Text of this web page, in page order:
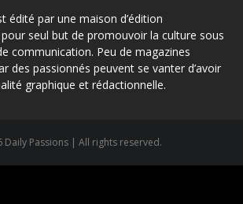
édité par une maison d’édition
seul but de promouvoir la culture sous
communication. Peu de magazines
des passionnés peuvent se vanter d’avoir
graphique et rédactionnelle.
Daily Passions | All rights reserved.